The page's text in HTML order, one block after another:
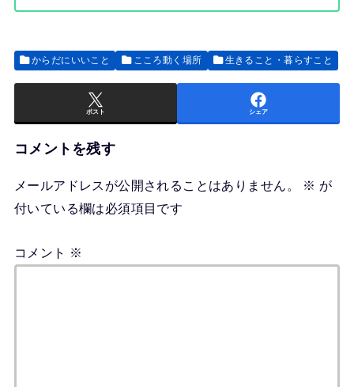
からだにいいこと こころ動く場所 生きること・暮らすこと
ポスト シェア
コメントを残す
メールアドレスが公開されることはありません。 ※ が
付いている欄は必須項目です
コメント ※